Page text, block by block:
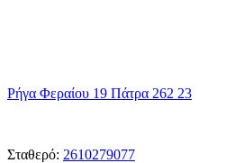
Ρήγα Φεραίου 19 Πάτρα 262 23
Σταθερό: 2610279077